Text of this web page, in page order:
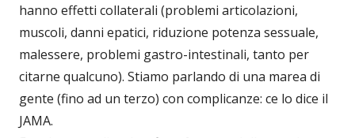
hanno effetti collaterali (problemi articolazioni,
muscoli, danni epatici, riduzione potenza sessuale,
malessere, problemi gastro-intestinali, tanto per
citarne qualcuno). Stiamo parlando di una marea di
gente (fino ad un terzo) con complicanze: ce lo dice il
JAMA.